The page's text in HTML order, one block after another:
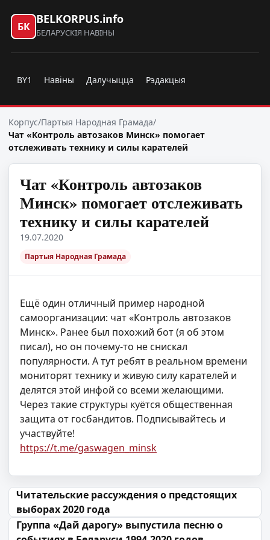
БК
BELKORPUS.info
БЕЛАРУСКІЯ НАВІНЫ
BY1 Навіны Далучыцца Рэдакцыя
Корпус/Партыя Народная Грамада/
Чат «Контроль автозаков Минск» помогает
отслеживать технику и силы карателей
Чат «Контроль автозаков
Минск» помогает отслеживать
технику и силы карателей
19.07.2020
Партыя Народная Грамада
Ещё один отличный пример народной
самоорганизации: чат «Контроль автозаков
Минск». Ранее был похожий бот (я об этом
писал), но он почему-то не снискал
популярности. А тут ребят в реальном времени
мониторят технику и живую силу карателей и
делятся этой инфой со всеми желающими.
Через такие структуры куётся общественная
защита от госбандитов. Подписывайтесь и
участвуйте!
https://t.me/gaswagen_minsk
Навігацыя па запісах
Читательские рассуждения о предстоящих
выборах 2020 года
Группа «Дай дарогу» выпустила песню о